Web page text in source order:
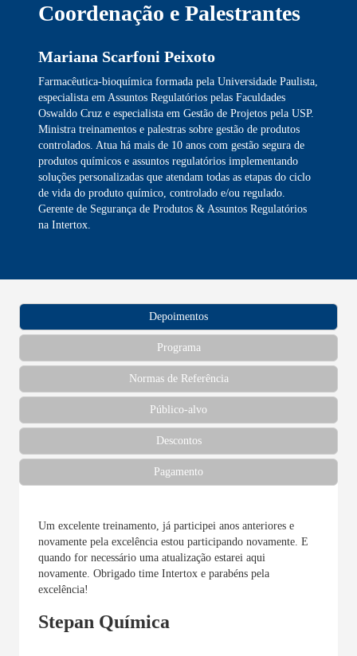
Coordenação e Palestrantes
Mariana Scarfoni Peixoto
Farmacêutica-bioquímica formada pela Universidade Paulista,
especialista em Assuntos Regulatórios pelas Faculdades
Oswaldo Cruz e especialista em Gestão de Projetos pela USP.
Ministra treinamentos e palestras sobre gestão de produtos
controlados. Atua há mais de 10 anos com gestão segura de
produtos químicos e assuntos regulatórios implementando
soluções personalizadas que atendam todas as etapas do ciclo
de vida do produto químico, controlado e/ou regulado.
Gerente de Segurança de Produtos & Assuntos Regulatórios
na Intertox.
Depoimentos
Programa
Normas de Referência
Público-alvo
Descontos
Pagamento
Um excelente treinamento, já participei anos anteriores e
novamente pela excelência estou participando novamente. E
quando for necessário uma atualização estarei aqui
novamente. Obrigado time Intertox e parabéns pela
excelência!
Stepan Química